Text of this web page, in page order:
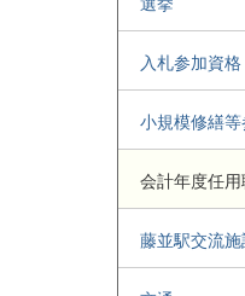
入札参加資格
小規模修繕
会計年度任用
藤並駅交流